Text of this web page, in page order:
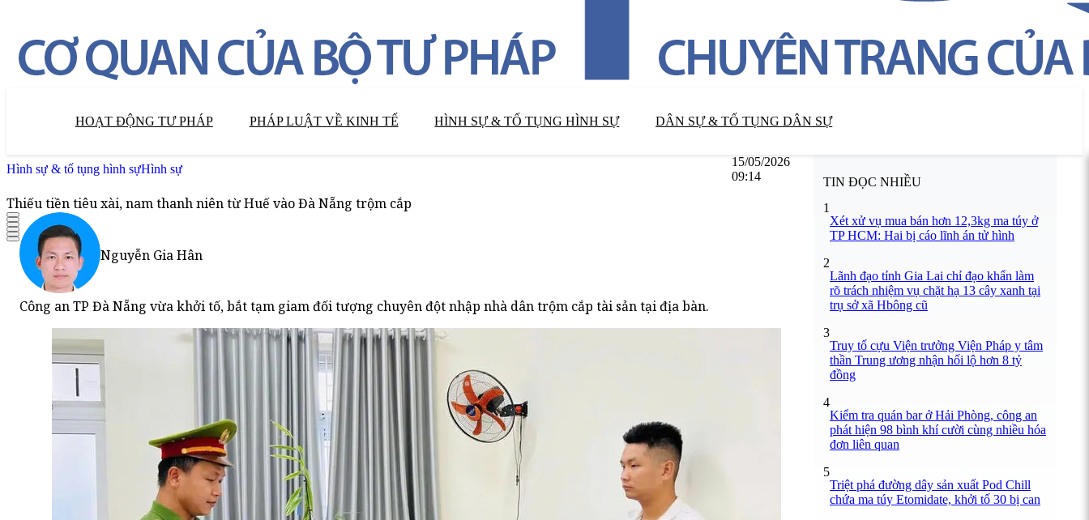
HOẠT ĐỘNG TƯ PHÁP PHÁP LUẬT VỀ KINH TẾ HÌNH SỰ & TỐ TỤNG HÌNH SỰ DÂN SỰ & TỐ TỤNG DÂN SỰ
Hình sự & tố tụng hình sựHình sự
15/05/2026
09:14
Thiếu tiền tiêu xài, nam thanh niên từ Huế vào Đà Nẵng trộm cắp
Nguyễn Gia Hân
Công an TP Đà Nẵng vừa khởi tố, bắt tạm giam đối tượng chuyên đột nhập nhà dân trộm cắp tài sản tại địa bàn.
TIN ĐỌC NHIỀU
1
Xét xử vụ mua bán hơn 12,3kg ma túy ở
TP HCM: Hai bị cáo lĩnh án tử hình
2
Lãnh đạo tỉnh Gia Lai chỉ đạo khẩn làm
rõ trách nhiệm vụ chặt hạ 13 cây xanh tại
trụ sở xã Hbông cũ
3
Truy tố cựu Viện trưởng Viện Pháp y tâm
thần Trung ương nhận hối lộ hơn 8 tỷ
đồng
4
Kiểm tra quán bar ở Hải Phòng, công an
phát hiện 98 bình khí cười cùng nhiều hóa
đơn liên quan
5
Triệt phá đường dây sản xuất Pod Chill
chứa ma túy Etomidate, khởi tố 30 bị can